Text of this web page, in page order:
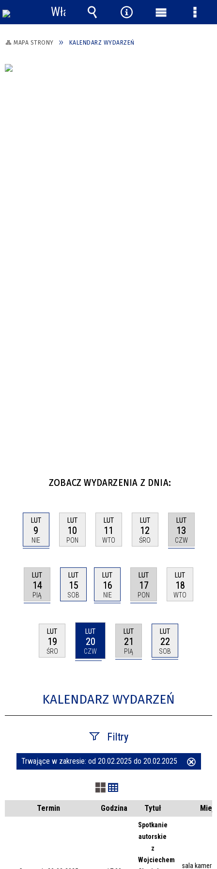
MAPA STRONY KALENDARZ WYDARZEŃ
ZOBACZ WYDARZENIA Z DNIA:
LUT
9
NIE
LUT
10
PON
LUT
11
WTO
LUT
12
ŚRO
LUT
13
CZW
LUT
14
PIĄ
LUT
15
SOB
LUT
16
NIE
LUT
17
PON
LUT
18
WTO
LUT
19
ŚRO
LUT
20
CZW
LUT
21
PIĄ
LUT
22
SOB
KALENDARZ WYDARZEŃ
Filtry
Szukana fraza
Kategoria
Trwające w zakresie: od 20.02.2025 do 20.02.2025
Termin Godzina Tytuł
Spotkanie
autorskie
z
Wojciechem
sala
Włącz
powiadomienia
Wyszukiwarka
Narzędzia
Menu Menu